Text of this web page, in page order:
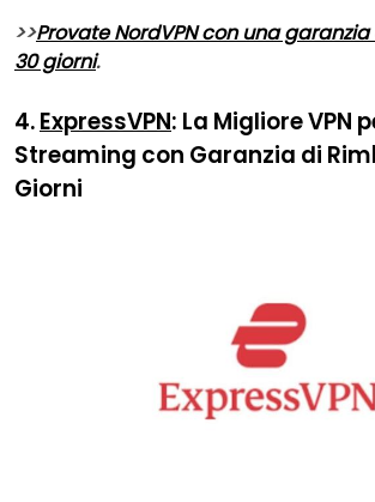
>>Provate NordVPN con una
30 giorni.
4.ExpressVPN: La Migliore VPN
Streaming con Garanzia di
Giorni